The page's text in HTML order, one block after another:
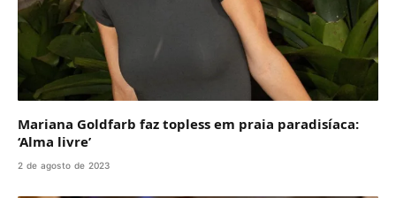
Mariana Goldfarb faz topless em praia paradisíaca:
‘Alma livre’
2 de agosto de 2023